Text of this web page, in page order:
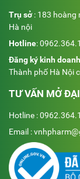
Trụ sở: 183 hoàng
Hà nội
Hotline:
Đăng ký kinh
Thành phố Hà Nội
TƯ VẤN MỞ
Hotline :
Email :